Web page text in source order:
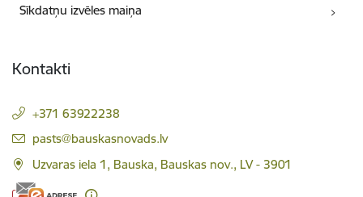
Sīkdatņu izvēles maiņa
Kontakti
+371 63922238
E-pasts:
pasts@bauskasnovads.lv
Uzvaras iela 1, Bauska, Bauskas nov., LV - 3901